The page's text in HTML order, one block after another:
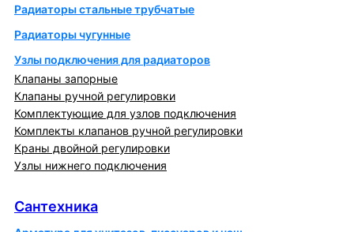
Радиаторы стальные трубчатые
Радиаторы чугунные
Узлы подключения для радиаторов
Клапаны запорные
Клапаны ручной регулировки
Комплектующие для узлов подключения
Комплекты клапанов ручной регулировки
Краны двойной регулировки
Узлы нижнего подключения
Сантехника